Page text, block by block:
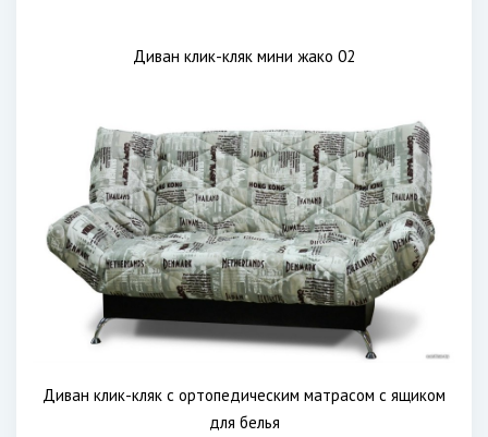
Диван клик-кляк мини жако 02
Диван клик-кляк с ортопедическим матрасом с ящиком
для белья